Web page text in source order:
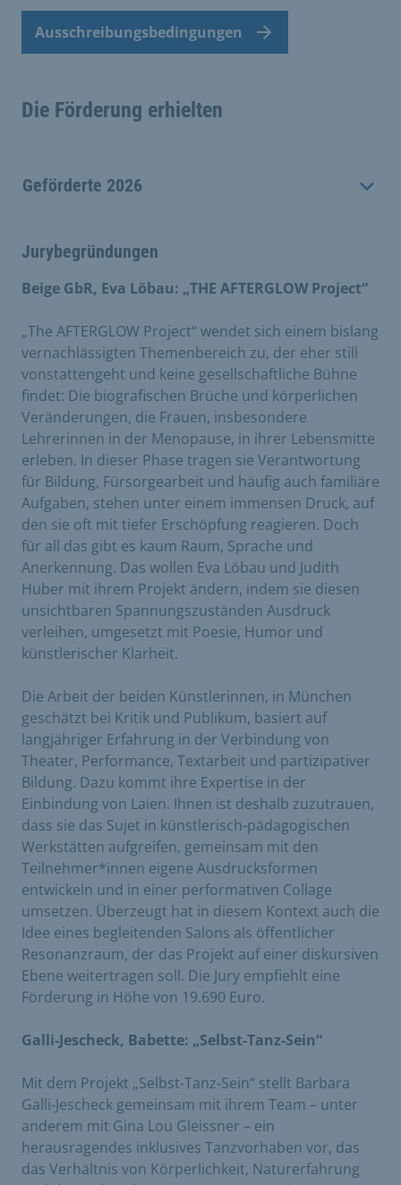
Ausschreibungsbedingungen
Die Förderung erhielten
Geförderte 2026
Jurybegründungen
Beige GbR, Eva Löbau: „THE AFTERGLOW Project“
„The AFTERGLOW Project“ wendet sich einem bislang
vernachlässigten Themenbereich zu, der eher still
vonstattengeht und keine gesellschaftliche Bühne
findet: Die biografischen Brüche und körperlichen
Veränderungen, die Frauen, insbesondere
Lehrerinnen in der Menopause, in ihrer Lebensmitte
erleben. In dieser Phase tragen sie Verantwortung
für Bildung, Fürsorgearbeit und häufig auch familiäre
Aufgaben, stehen unter einem immensen Druck, auf
den sie oft mit tiefer Erschöpfung reagieren. Doch
für all das gibt es kaum Raum, Sprache und
Anerkennung. Das wollen Eva Löbau und Judith
Huber mit ihrem Projekt ändern, indem sie diesen
unsichtbaren Spannungszuständen Ausdruck
verleihen, umgesetzt mit Poesie, Humor und
künstlerischer Klarheit.
Die Arbeit der beiden Künstlerinnen, in München
geschätzt bei Kritik und Publikum, basiert auf
langjähriger Erfahrung in der Verbindung von
Theater, Performance, Textarbeit und partizipativer
Bildung. Dazu kommt ihre Expertise in der
Einbindung von Laien. Ihnen ist deshalb zuzutrauen,
dass sie das Sujet in künstlerisch-pädagogischen
Werkstätten aufgreifen, gemeinsam mit den
Teilnehmer*innen eigene Ausdrucksformen
entwickeln und in einer performativen Collage
umsetzen. Überzeugt hat in diesem Kontext auch die
Idee eines begleitenden Salons als öffentlicher
Resonanzraum, der das Projekt auf einer diskursiven
Ebene weitertragen soll. Die Jury empfiehlt eine
Förderung in Höhe von 19.690 Euro.
Galli-Jescheck, Babette: „Selbst-Tanz-Sein“
Mit dem Projekt „Selbst-Tanz-Sein“ stellt Barbara
Galli-Jescheck gemeinsam mit ihrem Team – unter
anderem mit Gina Lou Gleissner – ein
herausragendes inklusives Tanzvorhaben vor, das
das Verhältnis von Körperlichkeit, Naturerfahrung